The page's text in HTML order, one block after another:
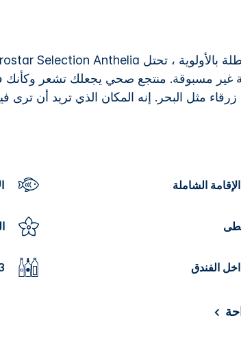
غير مسبوقة. منتجع صحي يجعلك تشعر
مثل البحر. إنه المكان الذي تريد أن ترى
الشاملة
الفندق